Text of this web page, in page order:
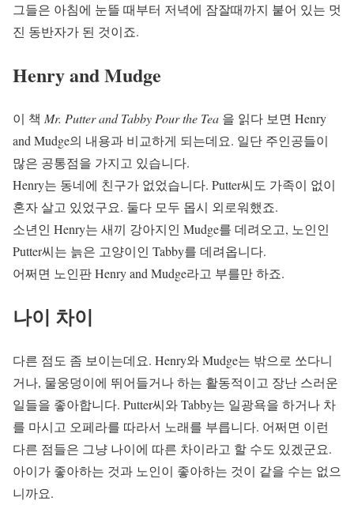
그들은 아침에 눈뜰 때부터 저녁에 잠잘때까지 붙어 있는 멋
진 동반자가 된 것이죠.
Henry and Mudge
이 책 Mr. Putter and Tabby Pour the Tea 을 읽다 보면 Henry
and Mudge의 내용과 비교하게 되는데요. 일단 주인공들이
많은 공통점을 가지고 있습니다.
Henry는 동네에 친구가 없었습니다. Putter씨도 가족이 없이
혼자 살고 있었구요. 둘다 모두 몹시 외로워했죠.
소년인 Henry는 새끼 강아지인 Mudge를 데려오고, 노인인
Putter씨는 늙은 고양이인 Tabby를 데려옵니다.
어쩌면 노인판 Henry and Mudge라고 부를만 하죠.
나이 차이
다른 점도 좀 보이는데요. Henry와 Mudge는 밖으로 쏘다니
거나, 물웅덩이에 뛰어들거나 하는 활동적이고 장난 스러운
일들을 좋아합니다. Putter씨와 Tabby는 일광욕을 하거나 차
를 마시고 오페라를 따라서 노래를 부릅니다. 어쩌면 이런
다른 점들은 그냥 나이에 따른 차이라고 할 수도 있겠군요.
아이가 좋아하는 것과 노인이 좋아하는 것이 같을 수는 없으
니까요.